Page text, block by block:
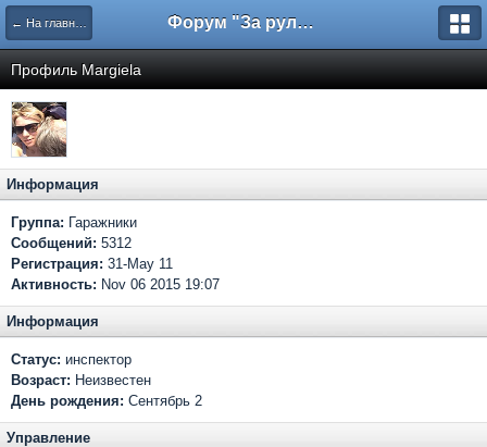
← На главную Форум "За рулем"
Профиль Margiela
Информация
Группа: Гаражники
Сообщений: 5312
Регистрация: 31-May 11
Активность: Nov 06 2015 19:07
Информация
Статус: инспектор
Возраст: Неизвестен
День рождения: Сентябрь 2
Управление